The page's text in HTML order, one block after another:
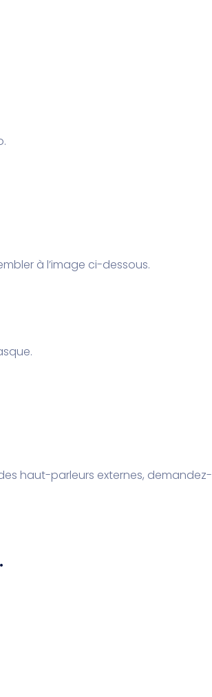
à l’image ci-dessous.
haut-parleurs externes, demandez-